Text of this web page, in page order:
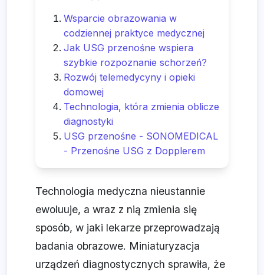
Wsparcie obrazowania w
codziennej praktyce medycznej
Jak USG przenośne wspiera
szybkie rozpoznanie schorzeń?
Rozwój telemedycyny i opieki
domowej
Technologia, która zmienia oblicze
diagnostyki
USG przenośne - SONOMEDICAL
- Przenośne USG z Dopplerem
Technologia medyczna nieustannie
ewoluuje, a wraz z nią zmienia się
sposób, w jaki lekarze przeprowadzają
badania obrazowe. Miniaturyzacja
urządzeń diagnostycznych sprawiła, że